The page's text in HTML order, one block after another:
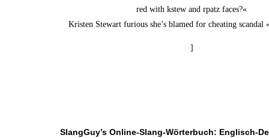
red with kstew and rpatz faces?«
Kris­ten Ste­wart furious she’s bla­med for chea­ting
]
SlangGuy’s Online-Slang-Wör­ter­buch: Englisch-